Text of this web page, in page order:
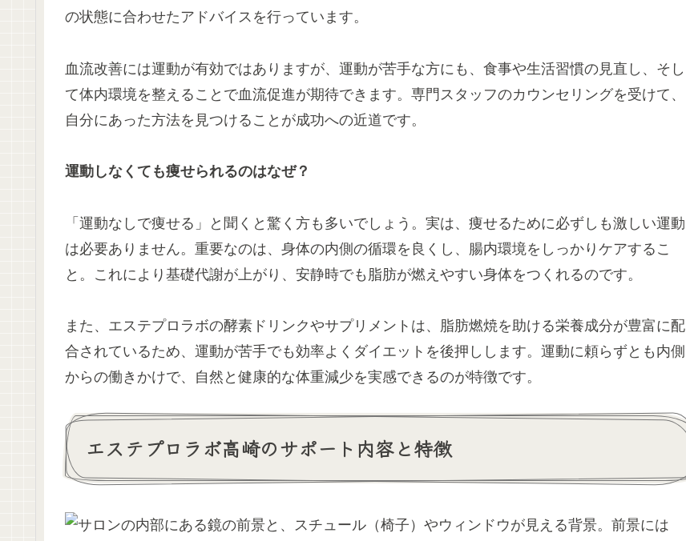
の状態に合わせたアドバイスを行っています。
血流改善には運動が有効ではありますが、運動が苦手な方にも、食事や生活習慣の見直し、そし
て体内環境を整えることで血流促進が期待できます。専門スタッフのカウンセリングを受けて、
自分にあった方法を見つけることが成功への近道です。
運動しなくても痩せられるのはなぜ？
「運動なしで痩せる」と聞くと驚く方も多いでしょう。実は、痩せるために必ずしも激しい運動
は必要ありません。重要なのは、身体の内側の循環を良くし、腸内環境をしっかりケアするこ
と。これにより基礎代謝が上がり、安静時でも脂肪が燃えやすい身体をつくれるのです。
また、エステプロラボの酵素ドリンクやサプリメントは、脂肪燃焼を助ける栄養成分が豊富に配
合されているため、運動が苦手でも効率よくダイエットを後押しします。運動に頼らずとも内側
からの働きかけで、自然と健康的な体重減少を実感できるのが特徴です。
エステプロラボ高崎のサポート内容と特徴